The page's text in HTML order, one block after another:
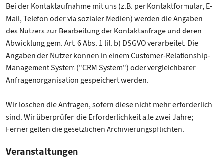
Bei der Kontaktaufnahme mit uns (z.B. per Kontaktformular, E-
Mail, Telefon oder via sozialer Medien) werden die Angaben
des Nutzers zur Bearbeitung der Kontaktanfrage und deren
Abwicklung gem. Art. 6 Abs. 1 lit. b) DSGVO verarbeitet. Die
Angaben der Nutzer können in einem Customer-Relationship-
Management System ("CRM System") oder vergleichbarer
Anfragenorganisation gespeichert werden.
Wir löschen die Anfragen, sofern diese nicht mehr erforderlich
sind. Wir überprüfen die Erforderlichkeit alle zwei Jahre;
Ferner gelten die gesetzlichen Archivierungspflichten.
Veranstaltungen